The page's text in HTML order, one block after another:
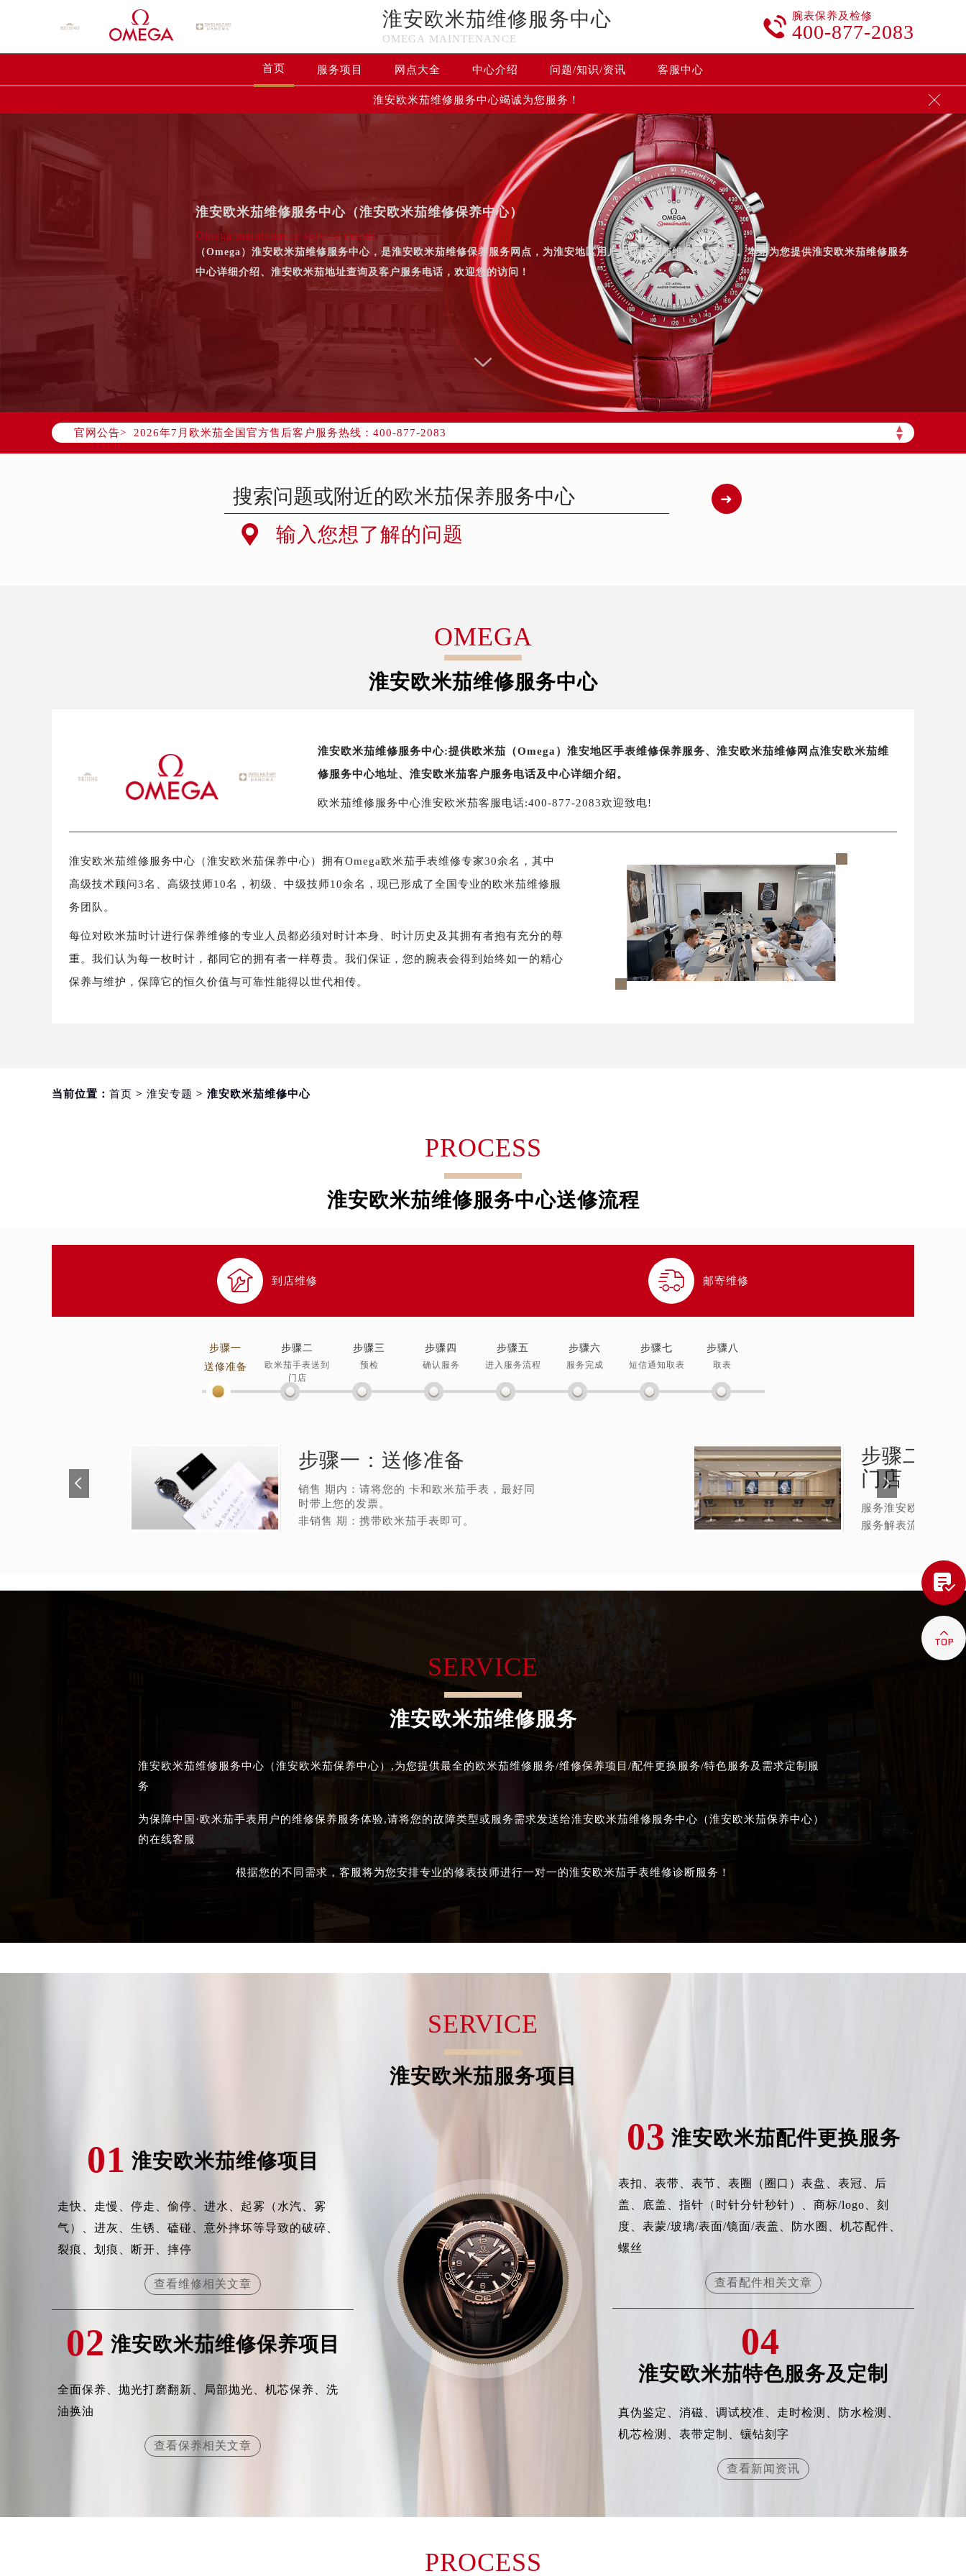
淮安欧米茄维修服务中心
OMEGA MAINTENANCE
 腕表保养及检修
400-877-2083
首页 服务项目 网点大全 中心介绍 问题/知识/资讯 客服中心
淮安欧米茄维修服务中心竭诚为您服务！ 
淮安欧米茄维修服务中心（淮安欧米茄维修保养中心）
Omega maintenance service center
（Omega）淮安欧米茄维修服务中心，是淮安欧米茄维修保养服务网点，为淮安地区用户提供欧米茄维修保养服务。本站为您提供淮安欧米茄维修服务
中心详细介绍、淮安欧米茄地址查询及客户服务电话，欢迎您的访问！
官网公告> ▲
▼
2026年7月欧米茄中国区售后服务网络优化升级公告
2026年7月欧米茄全国官方售后客户服务热线：400-877-2083
欧米茄官方全国统一服务热线400-877-2083，服务覆盖中国大陆、香港、澳门、台湾全部区域（非大陆需加拨“+86”）
2026年7月欧米茄售后服务中心最新网点地址：
北京市朝阳区建国门外大街甲6号华熙国际中心写字楼D座11层1102室（需提前预约）
天津市和平区赤峰道136号天津国际金融中心写字楼26层2603室（需提前预约）
上海市徐汇区虹桥路3号港汇中心写字楼2座37层3705室（需提前预约）
扬州市邗江区国展路29号星耀天地写字楼1号楼18层1803室（需提前预约）
盐城市盐都区世纪大道5号盐城金融城写字楼1号楼16层1604室（需提前预约）
泰州市海陵区永定东路399号置地商务中心东塔写字楼（华润万象城）17层1706室（需提前预约）
宁波市江北区大闸南路500号来福士广场办公楼20层2009室（需提前预约）
绍兴市越城区胜利东路379号世茂天际中心写字楼8层805室（需提前预约）
嘉兴市南湖区广益路705号嘉兴世界贸易中心写字楼A座13层1304室（需提前预约）
南昌市红谷滩新区红谷中大道998号绿地双子塔（中央广场）A1座办公楼14层07室（需提前预约）
广州市天河区天河路230号万菱汇国际中心写字楼A塔7层704室（需提前预约）
广州市越秀区环市东路371-375号世界贸易中心大厦南塔写字楼15层07室（需提前预约）
福州市鼓楼区五四路128-1号恒力城写字楼15层03室（需提前预约）
成都市锦江区人民东路6号SAC东原中心写字楼24层2406B室（需提前预约）
重庆市江北区观音桥步行街2号融恒时代广场写字楼9层902室（需提前预约）
乌鲁木齐市天山区红山路26号时代广场（CCMALL）C座17层17-B（需提前预约）
哈尔滨市道里区友谊西路600号富力中心T2座写字楼29层03室（需提前预约）
大连市中山区人民路15号国际金融大厦7层G室（需提前预约）
佛山市禅城区季华五路57号万科金融中心C座12层1205室（需提前预约）
东莞市东城街道鸿福东路1号民盈国贸中心T1写字楼9层907室（需提前预约）
苏州市苏州工业园区星港街199号苏州中心办公楼C座22层08室（需提前预约）
武汉市江汉区解放大道686号世界贸易大厦38层09室（需提前预约）
南宁市青秀区金湖路59号地王大厦12楼1224室（需提前预约）
合肥市蜀山区潜山路111号万象城华润大厦B座12楼03室（需提前预约）
青岛市南区山东路6号华润大厦B座22层04室（需提前预约）
烟台市芝罘区胜利路139号万达金融中心A座907室（需提前预约）
长春市朝阳区西安大路727号中银大厦A座(旺进大厦)18层09室（需提前预约）
石家庄市长安区中山东路39号勒泰中心写字楼B座13层07室（需提前预约）
西安市碑林区南关正街88号华侨城长安国际中心E座6楼10室（需提前预约）
海口市龙华区金贸东路5号海口华润大厦B座17层1707室（需提前预约）
唐山市路南区新华东道100号万达广场写字楼A座10层1002室（需提前预约）
黑龙江省黑河市爱辉区中央街欧米茄售后服务中心（需提前预约）
黑龙江省佳木斯市向阳区长安路欧米茄售后服务中心（需提前预约）
黑龙江省牡丹江市东安区太平路欧米茄售后服务中心（需提前预约）
黑龙江省七台河市桃山区大同街欧米茄售后服务中心（需提前预约）
黑龙江省齐齐哈尔市龙沙区龙华路欧米茄售后服务中心（需提前预约）
黑龙江省双鸭山市尖山区新兴大街欧米茄售后服务中心（需提前预约）
黑龙江省伊春市伊美区通河路欧米茄售后服务中心（需提前预约）
吉林省白城市洮北区明仁南街欧米茄售后服务中心（需提前预约）
吉林省白山市浑江区浑江大街欧米茄售后服务中心（需提前预约）
吉林省吉林市船营区河南街欧米茄售后服务中心（需提前预约）
吉林省辽源市龙山区人民大街欧米茄售后服务中心（需提前预约）
吉林省四平市铁东区紫气大路与南九经街交汇处欧米茄售后服务中心（需提前预约）
辽宁省鞍山市铁东区站前街欧米茄售后服务中心（需提前预约）
辽宁省朝阳市双塔区新华路欧米茄售后服务中心（需提前预约）
辽宁省丹东市振兴区七经街欧米茄售后服务中心（需提前预约）
辽宁省锦州市古塔区中央大街欧米茄售后服务中心（需提前预约）
辽宁省辽阳市白塔区新运大街欧米茄售后服务中心（需提前预约）
辽宁省盘锦市兴隆台区石油大街欧米茄售后服务中心（需提前预约）
辽宁省铁岭市银州区南马路欧米茄售后服务中心（需提前预约）
辽宁省营口市站前区市府路与渤海大街交叉口欧米茄售后服务中心（需提前预约）
辽宁省沈阳市沈河区中街路137号亨得利名表维修授权店1楼欧米茄售后服务中心（需提前预约）
辽宁省沈阳市沈河区中街路83号亨得利名表维修授权店1楼欧米茄售后服务中心（需提前预约）
北京市朝阳区建国门外大街甲6号华熙国际中心D座11层1102室欧米茄售后服务中心（需提前预约）
北京市东城区东长安街1号王府井东方广场W3座6层602室欧米茄售后服务中心（需提前预约）
河北省保定市竞秀区朝阳北大街北国先天下欧米茄售后服务中心（需提前预约）
内蒙古自治区阿拉善盟市左旗土尔扈特大街欧米茄售后服务中心（需提前预约）
内蒙古自治区巴彦淖尔市临河区新华街欧米茄售后服务中心（需提前预约）
内蒙古自治区鄂尔多斯市东胜区伊金霍洛街欧米茄售后服务中心（需提前预约）
内蒙古自治区兴安盟市乌兰浩特市兴安大街欧米茄售后服务中心（需提前预约）
 输入您想了解的问题
OMEGA
淮安欧米茄维修服务中心
淮安欧米茄维修服务中心:提供欧米茄（Omega）淮安地区手表维修保养服务、淮安欧米茄维修网点淮安欧米茄维
修服务中心地址、淮安欧米茄客户服务电话及中心详细介绍。
欧米茄维修服务中心淮安欧米茄客服电话:400-877-2083欢迎致电!
淮安欧米茄维修服务中心（淮安欧米茄保养中心）拥有Omega欧米茄手表维修专家30余名，其中
高级技术顾问3名、高级技师10名，初级、中级技师10余名，现已形成了全国专业的欧米茄维修服
务团队。
每位对欧米茄时计进行保养维修的专业人员都必须对时计本身、时计历史及其拥有者抱有充分的尊
重。我们认为每一枚时计，都同它的拥有者一样尊贵。我们保证，您的腕表会得到始终如一的精心
保养与维护，保障它的恒久价值与可靠性能得以世代相传。
当前位置： 首页 > 淮安专题 > 淮安欧米茄维修中心
PROCESS
淮安欧米茄维修服务中心送修流程
 到店维修  邮寄维修
步骤一
送修准备
步骤二
欧米茄手表送到
门店
步骤三
预检
步骤四
确认服务
步骤五
进入服务流程
步骤六
服务完成
步骤七
短信通知取表
步骤八
取表
步骤一： 送修准备
销售 期内：请将您的 卡和欧米茄手表，最好同
时带上您的发票。
非销售 期：携带欧米茄手表即可。
步骤二：
门店
服务淮安欧米茄维
服务解表流程
SERVICE
淮安欧米茄维修服务
淮安欧米茄维修服务中心（淮安欧米茄保养中心）,为您提供最全的欧米茄维修服务/维修保养项目/配件更换服务/特色服务及需求定制服
务
为保障中国·欧米茄手表用户的维修保养服务体验,请将您的故障类型或服务需求发送给淮安欧米茄维修服务中心（淮安欧米茄保养中心）
的在线客服
根据您的不同需求，客服将为您安排专业的修表技师进行一对一的淮安欧米茄手表维修诊断服务！
SERVICE
淮安欧米茄服务项目
01 淮安欧米茄维修项目
走快、走慢、停走、偷停、进水、起雾（水汽、雾
气）、进灰、生锈、磕碰、意外摔坏等导致的破碎、
裂痕、划痕、断开、摔停
查看维修相关文章
02 淮安欧米茄维修保养项目
全面保养、抛光打磨翻新、局部抛光、机芯保养、洗
油换油
查看保养相关文章
03 淮安欧米茄配件更换服务
表扣、表带、表节、表圈（圈口）表盘、表冠、后
盖、底盖、指针（时针分针秒针）、商标/logo、刻
度、表蒙/玻璃/表面/镜面/表盖、防水圈、机芯配件、
螺丝
查看配件相关文章
04
淮安欧米茄特色服务及定制
真伪鉴定、消磁、调试校准、走时检测、防水检测、
机芯检测、表带定制、镶钻刻字
查看新闻资讯
PROCESS

